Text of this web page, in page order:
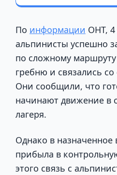
По информации ОНТ, 4
альпинисты успешно
по сложному
гребню и связались
Они сообщили, что
начинают движение в
лагеря.
Однако в назначенное
прибыла в
этого связь с